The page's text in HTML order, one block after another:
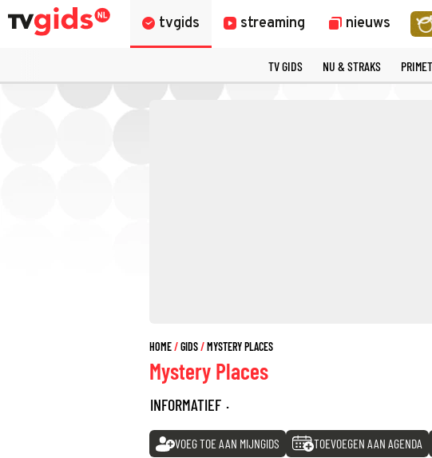
tvgids streaming nieuws
TV GIDS NU & STRAKS
HOME GIDS MYSTERY PLACES
Mystery Places
INFORMATIEF ·
VOEG TOE AAN MIJNGIDS TOEVOEGEN AAN AGENDA